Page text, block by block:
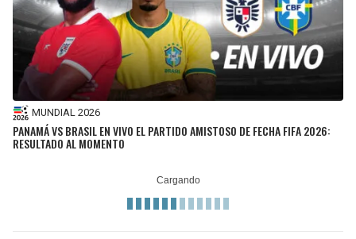
MUNDIAL 2026
PANAMÁ VS BRASIL EN VIVO EL PARTIDO AMISTOSO DE FECHA FIFA 2026:
RESULTADO AL MOMENTO